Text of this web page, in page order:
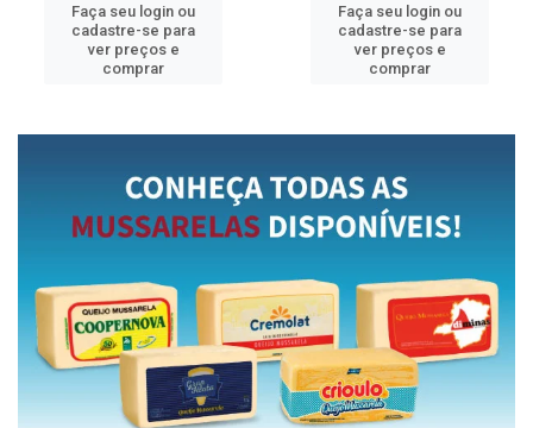
Faça seu login ou
cadastre-se para
ver preços e
comprar
Faça seu login ou
cadastre-se para
ver preços e
comprar